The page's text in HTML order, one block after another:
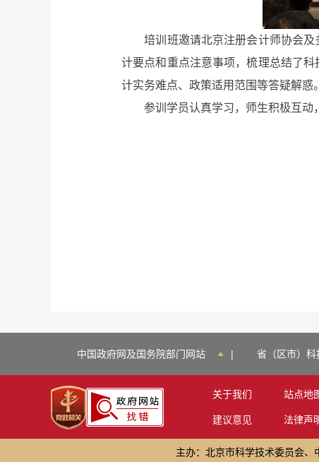
培训班邀请北京注册会计师协会及
计要点和重点注意事项，梳理总结了
计实务难点、政策适用范围等答疑解惑。
参训学员认真学习，师生积极互动，
中国政府网及国务院部门网站 | 省（区市）科
关于我们 站点地
建议意见 法律声
主办：北京市科学技术委员会、